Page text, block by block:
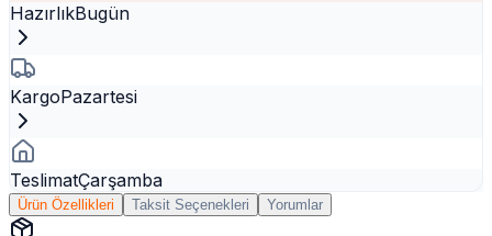
HazırlıkBugün
KargoPazartesi
TeslimatÇarşamba
Ürün Özellikleri Taksit Seçenekleri Yorumlar